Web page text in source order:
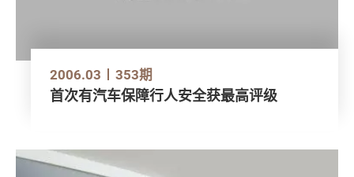
2006.03 353期
首次有汽车保障行人安全获最高评级